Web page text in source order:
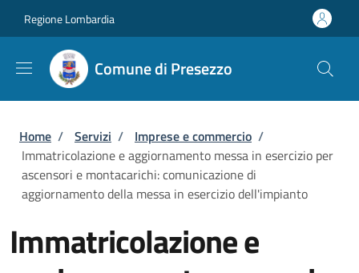
Regione Lombardia
Comune di Presezzo
Briciole di pane
Home / Servizi / Imprese e commercio /
Immatricolazione e aggiornamento messa in esercizio per
ascensori e montacarichi: comunicazione di
aggiornamento della messa in esercizio dell'impianto
Immatricolazione e